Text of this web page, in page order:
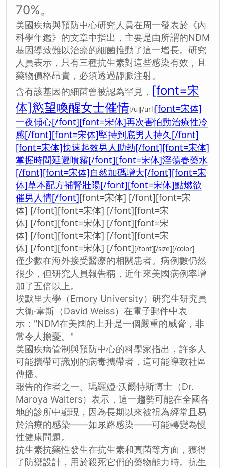
70%。
美國疾病與預防中心研究人員在周一發表於《內
科學年鑑》的文章中指出，主要是由所謂的NDM
基因導致難以治療的細菌推動了這一增長。研究
人員表示，只有三種抗生素對這些感染有效，且
藥物價格昂貴，必須透過靜脈注射。
含有該基因的細菌曾被認為罕見， [font=宋
体]慾望喚醒女士催情[/u][/url][font=宋体]
一夜傾心[/font][font=宋体]再次害怕動治療性冷
感[/font][font=宋体]堅持到底男人持久[/font]
[font=宋体]快速起效男人助勃[/font][font=宋体]
掌握時間延遲噴霧[/font][font=宋体]淫蕩春藥水
[/font][font=宋体]自然加碼增大[/font][font=宋
体]草本配方補腎壯陽[/font][font=宋体]點燃欲
催男人情[/font][font=宋体] [/font][font=宋
体] [/font][font=宋体] [/font][font=宋
体] [/font][font=宋体] [/font][font=宋
体] [/font][font=宋体] [/font][font=宋
体] [/font][font=宋体] [/font][/font][/size][/color]
僅少數在海外接受醫療的相關患者。病例數仍然
很少，但研究人員報告稱，近年來美國病例率增
加了五倍以上。
埃默里大學（Emory University）研究生研究員
大衛·韋斯（David Weiss）在電子郵件中表
示："NDM在美國的上升是一個嚴重的威脅，非
常令人擔憂。"
美國疾病管制與預防中心的科學家指出，許多人
可能攜帶可識別的病毒攜帶者，這可能導致社區
傳播。
報告的作者之一、瑪羅婭·沃爾特斯博士（Dr.
Maroya Walters）表示，這一趨勢可能在全國各
地的診所中顯現，因為長期以來被視為經常且易
於治療的感染——如尿路感染——可能轉變為慢
性健康問題。
抗生素抗藥性發生在抗生素和真菌等方面，獲得
了防禦設計，用於殺死它們的藥物能力時。抗生